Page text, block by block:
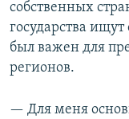
собственных
государства
был важен для
регионов.
— Для меня